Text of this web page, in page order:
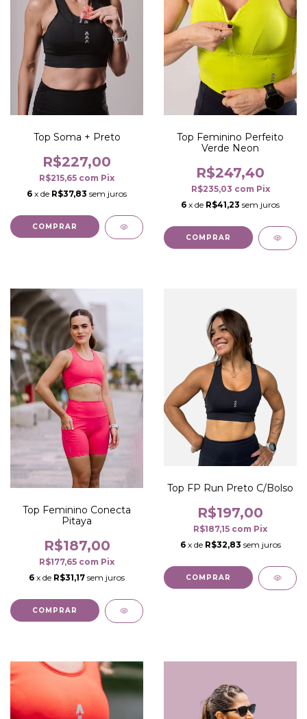
Top Soma + Preto
R$227,00
R$215,65 com Pix
6 x de R$37,83 sem juros
COMPRAR
Top Feminino Perfeito
Verde Neon
R$247,40
R$235,03 com Pix
6 x de R$41,23 sem juros
COMPRAR
Top Feminino Conecta
Pitaya
R$187,00
R$177,65 com Pix
6 x de R$31,17 sem juros
COMPRAR
Top FP Run Preto C/Bolso
R$197,00
R$187,15 com Pix
6 x de R$32,83 sem juros
COMPRAR